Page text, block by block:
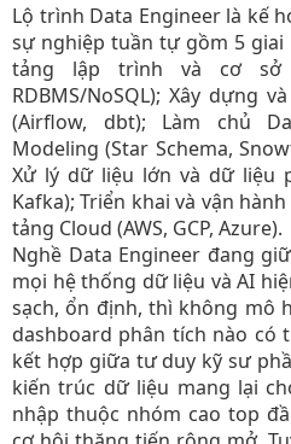
Lộ trình Data Engineer là kế
sự nghiệp tuần tự gồm 5 giai
tảng lập trình và cơ sở
RDBMS/NoSQL); Xây dựng
(Airflow, dbt); Làm chủ
Modeling (Star Schema,
Xử lý dữ liệu lớn và dữ liệu
Kafka); Triển khai và vận
tảng Cloud (AWS, GCP, Azure).
Nghề Data Engineer đang
mọi hệ thống dữ liệu và AI
sạch, ổn định, thì không mô
dashboard phân tích nào có
kết hợp giữa tư duy kỹ sư
kiến trúc dữ liệu mang lại
nhập thuộc nhóm cao top